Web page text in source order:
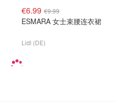
€6.99 €9.99
ESMARA 女士束腰连衣裙
Lidl (DE)